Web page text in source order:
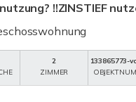
!!ZINSTIEF
2
ZIMMER
133865773-